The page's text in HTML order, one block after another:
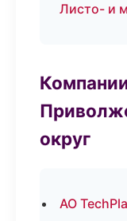
Листо- и
округ
АО